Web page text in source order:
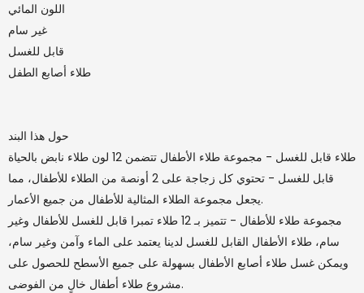
اللون المائي
غير سام
طلاء أصابع الطفل
حول هذا البند
طلاء قابل للغسل - مجموعة طلاء الأطفال تتضمن 12 لون طلاء نابض بالحياة
قابل للغسل - تحتوي كل زجاجة على 2 أونصة من الطلاء للأطفال، مما
يجعل مجموعة الطلاء المثالية للأطفال من جميع الأعمار.
مجموعة طلاء للأطفال - تتميز بـ 12 طلاء تمبرا قابل للغسل للأطفال وغير
سام، طلاء الأطفال القابل للغسل لدينا يعتمد على الماء وآمن وغير سام،
ويمكن غسل طلاء أصابع الأطفال بسهولة على جميع الأسطح للحصول على
مشروع طلاء أطفال خالٍ من الفوضى.